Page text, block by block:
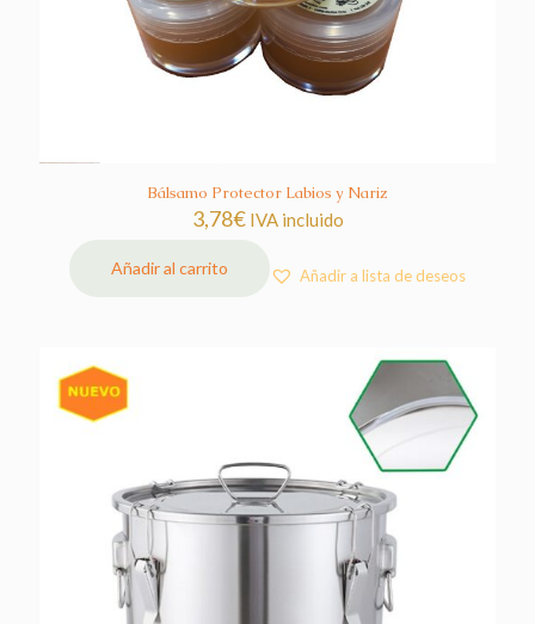
Bálsamo Protector Labios y Nariz
3,78€ IVA incluido
Añadir al carrito Añadir a lista de deseos